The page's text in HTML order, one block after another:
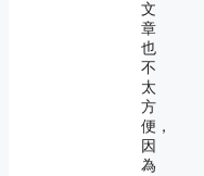
文
章
也
不
太
方
便，
因
為